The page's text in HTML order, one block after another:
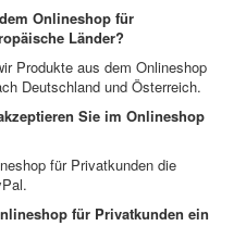
Onlineshop für
Länder?
Produkte aus dem Onlineshop
Deutschland und Österreich.
Sie im Onlineshop
für Privatkunden die
für Privatkunden ein